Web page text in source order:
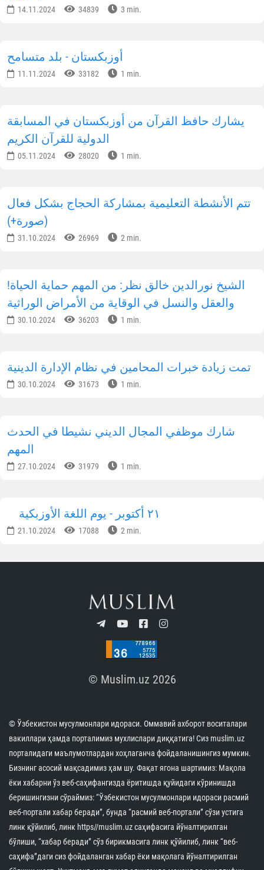
14.11.2024 34839 3 min.
أوزبكستان - بلد متسامح
11.11.2024 33182 1 min.
يشارك حافظ القرآن من أوزبكستان في المسابقة
الدولية للقرآن الكريم
05.11.2024 28020 1 min.
تتم الأنشطة التعليمية بمشاركة الحجاج بشكل فعال
(صورة+)
31.10.2024 26969 2 min.
!الشيخ نورالدين خالق نظر: من المهم حماية الحياة
والعقل والنسل في الوقاية من الأمراض الوراثية
30.10.2024 36203 1 min.
تمت زيادة خبرات المحامين في نظام الإدارة الدينية
30.10.2024 31673 1 min.
شارك موظفي المجال الديني نشيطا في الحدث
المهم
27.10.2024 31979 1 min.
٢١ أكتوبر - يوم اللغة الأوزبكية
21.10.2024 17088 2 min.
© Muslim.uz 2026
© Ўзбекистон мусулмонлари идораси. Оммавий ахборот воситалари
вакиллари ҳамда порталимиз мухлислари диққатига! Сиз muslim.uz
порталидаги маълумотлардан хоҳлаганча фойдаланишингиз мумкин.
Бизнинг асосий мақсадимиз ҳам шу. Фақат ягона шартимиз: Мақола
ёки хабарни ўз веб-саҳифангизда ёритишда қуйидаги кўринишда
беришингизни сўраймиз: “Ўзбекистон мусулмонлари идораси расмий
веб-портали хабар беради”, бунда “расмий веб-портали” сўзи устига
линк қўйилиб, линк https//muslim.uz саҳифасига йўналтирилган
бўлиши, “хабар беради” сўз бирикмасига линк қўйилиб, линк “веб-
саҳифа”даги сиз фойдаланган хабар ёки мақолага йўналтирилган